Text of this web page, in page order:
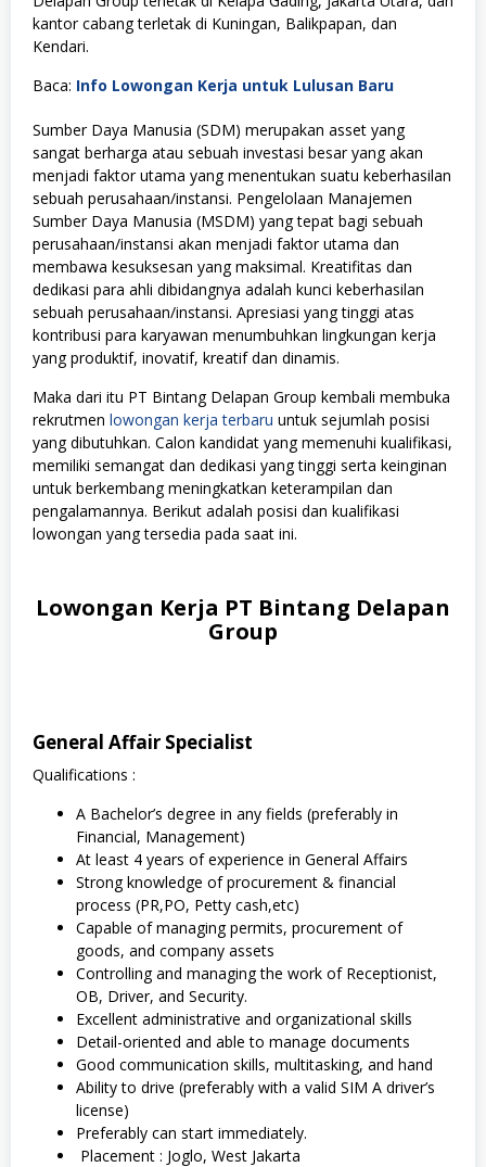
kantor cabang terletak di Kuningan, Balikpapan, dan
Kendari.
Baca: Info Lowongan Kerja untuk Lulusan Baru
Sumber Daya Manusia (SDM) merupakan asset yang
sangat berharga atau sebuah investasi besar yang akan
menjadi faktor utama yang menentukan suatu keberhasilan
sebuah perusahaan/instansi. Pengelolaan Manajemen
Sumber Daya Manusia (MSDM) yang tepat bagi sebuah
perusahaan/instansi akan menjadi faktor utama dan
membawa kesuksesan yang maksimal. Kreatifitas dan
dedikasi para ahli dibidangnya adalah kunci keberhasilan
sebuah perusahaan/instansi. Apresiasi yang tinggi atas
kontribusi para karyawan menumbuhkan lingkungan kerja
yang produktif, inovatif, kreatif dan dinamis.
Maka dari itu PT Bintang Delapan Group kembali membuka
rekrutmen lowongan kerja terbaru untuk sejumlah posisi
yang dibutuhkan. Calon kandidat yang memenuhi kualifikasi,
memiliki semangat dan dedikasi yang tinggi serta keinginan
untuk berkembang meningkatkan keterampilan dan
pengalamannya. Berikut adalah posisi dan kualifikasi
lowongan yang tersedia pada saat ini.
Lowongan Kerja PT Bintang Delapan
Group
General Affair Specialist
Qualifications :
A Bachelor’s degree in any fields (preferably in
Financial, Management)
At least 4 years of experience in General Affairs
Strong knowledge of procurement & financial
process (PR,PO, Petty cash,etc)
Capable of managing permits, procurement of
goods, and company assets
Controlling and managing the work of Receptionist,
OB, Driver, and Security.
Excellent administrative and organizational skills
Detail-oriented and able to manage documents
Good communication skills, multitasking, and hand
Ability to drive (preferably with a valid SIM A driver’s
license)
Preferably can start immediately.
Placement : Joglo, West Jakarta